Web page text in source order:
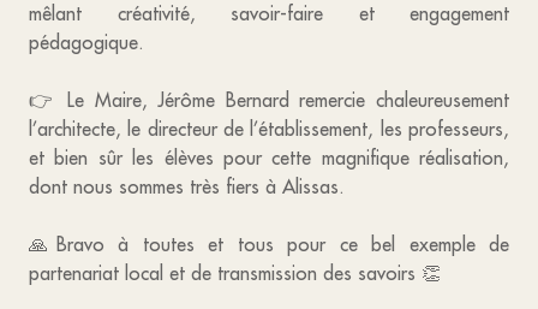
mêlant créativité, savoir-faire et engagement
pédagogique.
👉 Le Maire, Jérôme Bernard remercie chaleureusement
l’architecte, le directeur de l’établissement, les professeurs,
et bien sûr les élèves pour cette magnifique réalisation,
dont nous sommes très fiers à Alissas.
🙏Bravo à toutes et tous pour ce bel exemple de
partenariat local et de transmission des savoirs 👏